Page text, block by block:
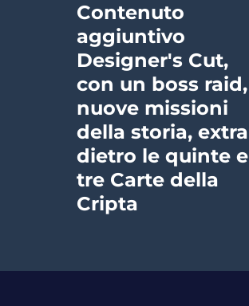
Contenuto
aggiuntivo
Designer's Cut,
con un boss raid,
nuove missioni
della storia, extra
dietro le quinte e
tre Carte della
Cripta